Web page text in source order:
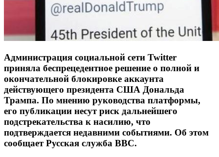
Администрация социальной сети Twitter
приняла беспрецедентное решение о полной и
окончательной блокировке аккаунта
действующего президента США Дональда
Трампа. По мнению руководства платформы,
его публикации несут риск дальнейшего
подстрекательства к насилию, что
подтверждается недавними событиями. Об этом
сообщает Русская служба BBC.